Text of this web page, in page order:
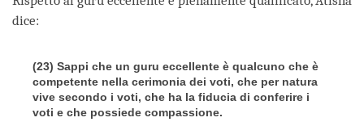
dice:
(23) Sappi che un guru eccellente è qualcuno che è
competente nella cerimonia dei voti, che per natura
vive secondo i voti, che ha la fiducia di conferire i
voti e che possiede compassione.